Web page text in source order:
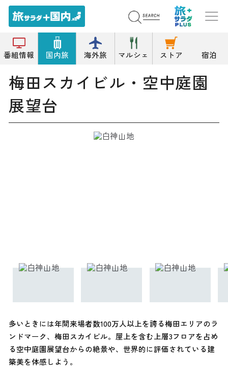
番組情報 国内旅 海外旅 マルシェ ストア 宿泊
トップ 展望台/展望地 梅田スカイビル・空中庭園展望台
梅田スカイビル・空中庭園
展望台
多いときには年間来場者数100万人以上を誇る梅田エリアのラ
ンドマーク、梅田スカイビル。屋上を含む上層3フロアを占め
る空中庭園展望台からの絶景や、世界的に評価されている建
築美を体感しよう。